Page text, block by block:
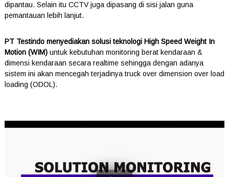
dipantau. Selain itu CCTV juga dipasang di sisi jalan guna
pemantauan lebih lanjut.
PT Testindo menyediakan solusi teknologi High Speed Weight In
Motion (WIM)untuk kebutuhan monitoring berat kendaraan &
dimensi kendaraan secara realtime sehingga dengan adanya
sistem ini akan mencegah terjadinya truck over dimension over load
loading (ODOL).